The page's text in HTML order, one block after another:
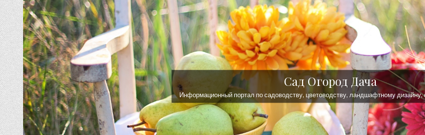
Skip
to
content
Сад Огород Дача
Информационный портал по садоводству, цветоводству, ландшафтному дизайну,